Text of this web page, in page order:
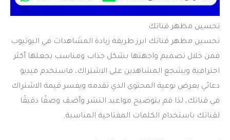
تحسين مظهر قناتك
تحسين مظهر قناتك ابرز طريقة زيادة المشاهدات في اليوتيوب
فمن خلال تصميم واجهتها بشكل جذاب ومناسب يجعلها أكثر
احترافية ويشجع المشاهدين على الاشتراك، فاستخدم فيديو
دعائي يعرض نوعية المحتوى الذي تقدمه ويفسر قيمة الاشتراك
في قناتك، لذا قم بتوضيح مواعيد النشر وأضف وصفًا دقيقًا
لقناتك باستخدام الكلمات المفتاحية المناسبة.